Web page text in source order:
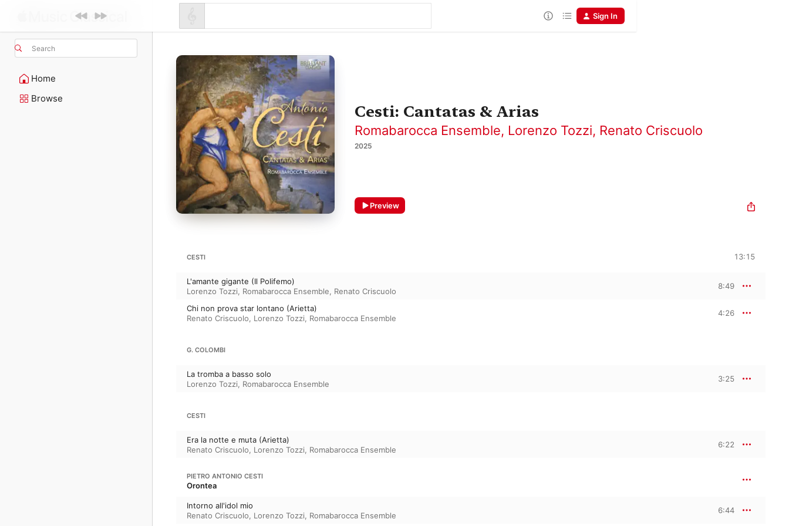
Search
Home
Browse
Sign In
Cesti: Cantatas & Arias
Romabarocca Ensemble, Lorenzo Tozzi, Renato Criscuolo
2025
Preview
CESTI 13:15
L'amante gigante (Il Polifemo)
Lorenzo Tozzi, Romabarocca Ensemble, Renato Criscuolo
8:49
Chi non prova star lontano (Arietta)
Renato Criscuolo, Lorenzo Tozzi, Romabarocca Ensemble
4:26
G. COLOMBI
La tromba a basso solo
Lorenzo Tozzi, Romabarocca Ensemble
3:25
CESTI
Era la notte e muta (Arietta)
Renato Criscuolo, Lorenzo Tozzi, Romabarocca Ensemble
6:22
PIETRO ANTONIO CESTI
Orontea
Intorno all'idol mio
Renato Criscuolo, Lorenzo Tozzi, Romabarocca Ensemble
6:44